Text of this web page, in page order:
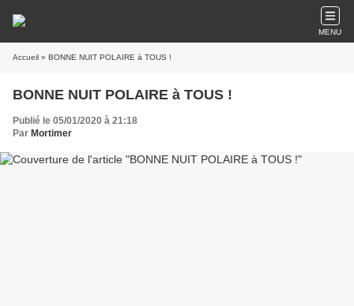
MENU
Accueil » BONNE NUIT POLAIRE à TOUS !
BONNE NUIT POLAIRE à TOUS !
Publié le 05/01/2020 à 21:18
Par Mortimer